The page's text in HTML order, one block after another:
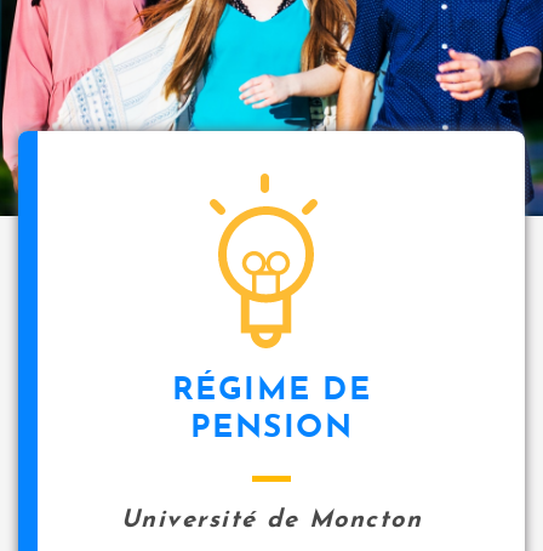
RÉGIME DE
PENSION
Université de Moncton